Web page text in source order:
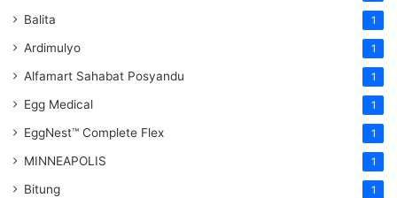
Balita 1
Ardimulyo 1
Alfamart Sahabat Posyandu 1
Egg Medical 1
EggNest™ Complete Flex 1
MINNEAPOLIS 1
Bitung 1